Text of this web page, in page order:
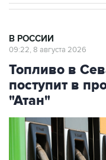
В РОССИИ
09:22, 8 августа 2026
Топливо в
поступит в
"Атан"